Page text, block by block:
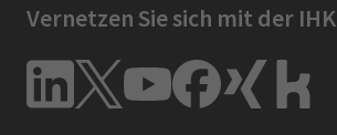
Vernetzen Sie sich mit der IHK